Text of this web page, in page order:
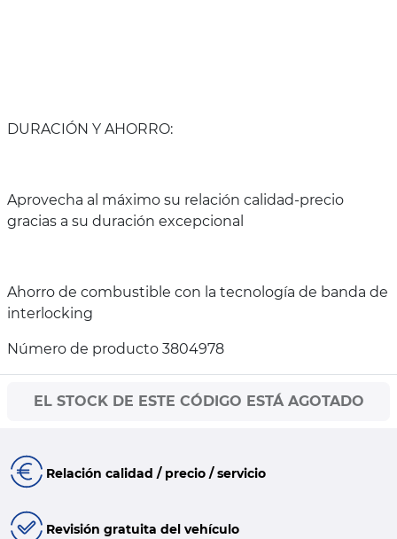
DURACIÓN Y AHORRO:
Aprovecha al máximo su relación calidad-precio
gracias a su duración excepcional
Ahorro de combustible con la tecnología de banda de
interlocking
Número de producto 3804978
EL STOCK DE ESTE CÓDIGO ESTÁ AGOTADO
Relación calidad / precio / servicio
Revisión gratuita del vehículo